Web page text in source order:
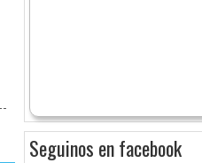
Seguinos en facebook